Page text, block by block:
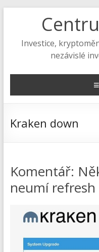
Investice,
nezávislé
Kraken down
Komentář:
neumí refresh